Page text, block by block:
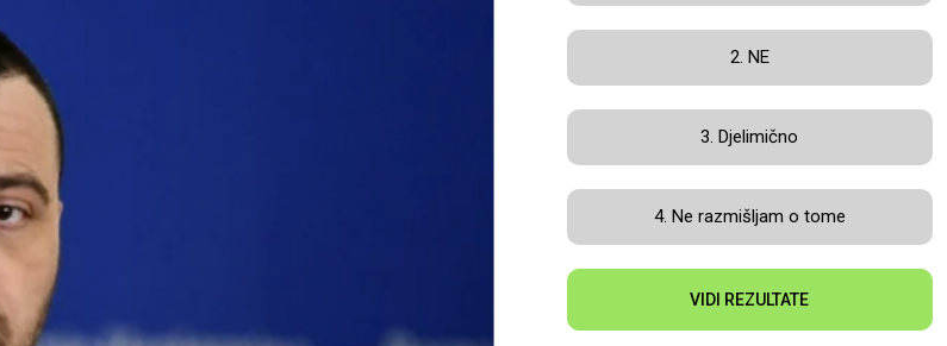
2. NE
3. Djelimično
4. Ne razmišljam o tome
VIDI REZULTATE